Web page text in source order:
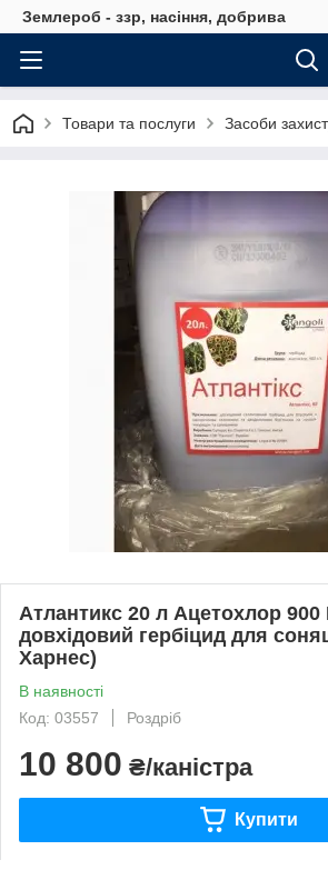
Землероб - ззр, насіння, добрива
Товари та послуги Засоби
Атлантикс 20 л Ацетохлор
довхідовий гербіцид для
Харнес)
В наявності
Код: 03557
Роздріб
10 800 ₴/каністра
Купити